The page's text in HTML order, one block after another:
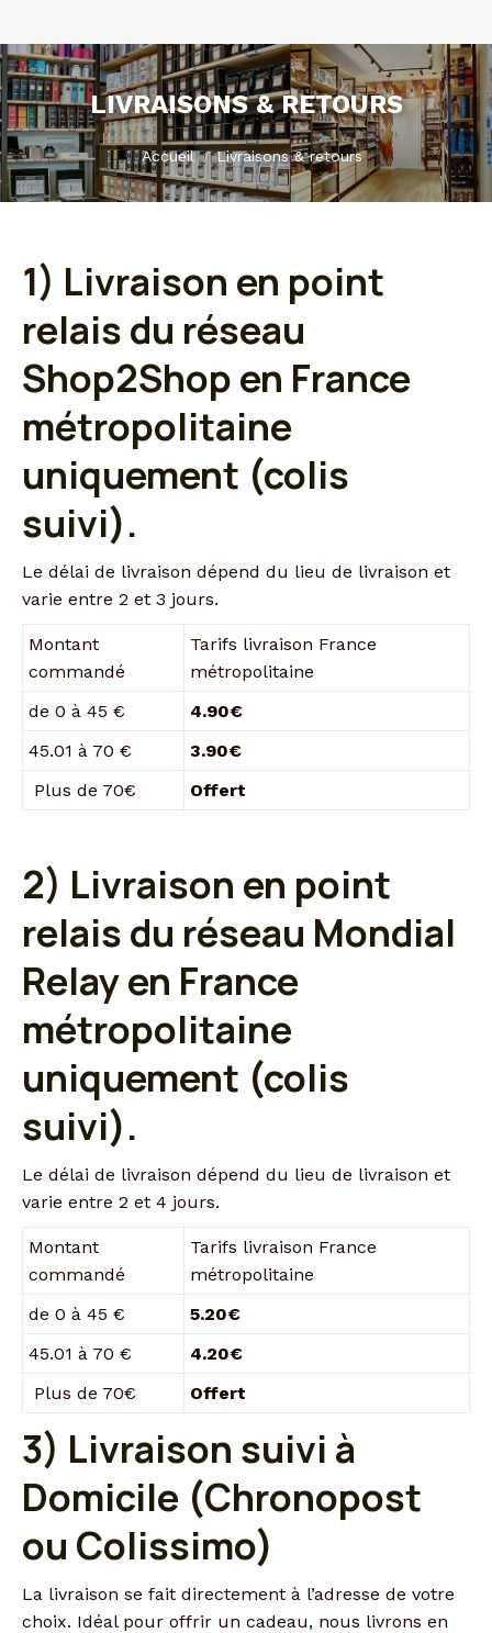
LIVRAISONS & RETOURS
Vous êtes ici :
Accueil Livraisons & retours
1) Livraison en point
relais du réseau
Shop2Shop en France
métropolitaine
uniquement (colis
suivi).
Le délai de livraison dépend du lieu de livraison et
varie entre 2 et 3 jours.
Montant
commandé
Tarifs livraison France
métropolitaine
de 0 à 45 €
4.90€
45.01 à 70 €
3.90€
Plus de 70€
Offert
2) Livraison en point
relais du réseau Mondial
Relay en France
métropolitaine
uniquement (colis
suivi).
Le délai de livraison dépend du lieu de livraison et
varie entre 2 et 4 jours.
Montant
commandé
Tarifs livraison France
métropolitaine
de 0 à 45 €
5.20€
45.01 à 70 €
4.20€
Plus de 70€
Offert
3) Livraison suivi à
Domicile (Chronopost
ou Colissimo)
La livraison se fait directement à l’adresse de votre
choix. Idéal pour offrir un cadeau, nous livrons en